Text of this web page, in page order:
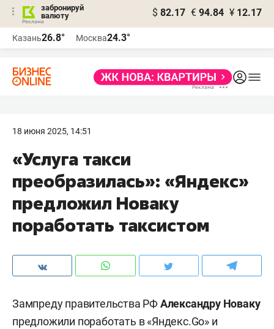
забронируй
валюту
$ 82.17 € 94.84 ¥ 12.17
Казань26.8° Москва24.3°
18 июня 2025, 14:51
«Услуга такси
преобразилась»: «Яндекс»
предложил Новаку
поработать таксистом
Зампреду правительства РФАлександру Новаку
предложили поработать в «Яндекс.Go» и